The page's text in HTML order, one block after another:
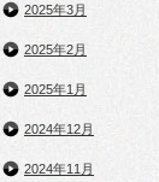
2025年3月
2025年2月
2025年1月
2024年12月
2024年11月